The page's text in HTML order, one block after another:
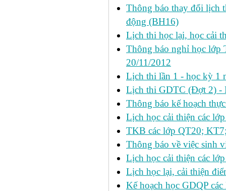
Thông báo thay đổi lịch
động (BH16)
Lịch thi học lại, học cải
Thông báo nghỉ học lớp
20/11/2012
Lịch thi lần 1 - học kỳ 1
Lịch thi GDTC (Đợt 2) -
Thông báo kế hoạch
Lịch học cải thiện các
TKB các lớp QT20;
Thông báo về việc sinh
Lịch học cải thiện các
Lịch học lại, cải thiện
Kế hoạch học GDQP